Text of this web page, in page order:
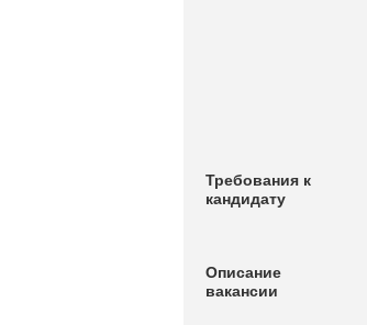
Требования к
кандидату
Описание
вакансии